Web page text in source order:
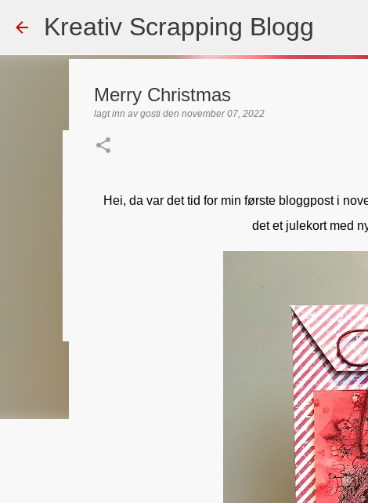
Kreativ Scrapping Blogg
Merry Christmas
lagt inn avgosti den november 07, 2022
Hei, da var det tid for min første bloggpost i
det et julekort med